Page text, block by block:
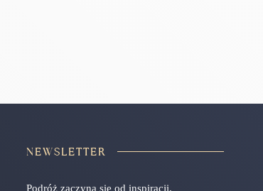
NEWSLETTER
Podróż zaczyna się od inspiracji.